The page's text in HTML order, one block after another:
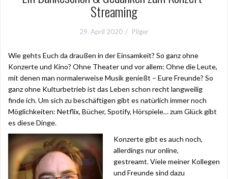
Streaming
29. April 2020 Pilger
Wie gehts Euch da draußen in der Einsamkeit? So ganz ohne
Konzerte und Kino? Ohne Theater und vor allem: Ohne die Leute,
mit denen man normalerweise Musik genießt – Eure Freunde? So
ganz ohne Kulturbetrieb ist das Leben schon recht langweilig
finde ich. Um sich zu beschäftigen gibt es natürlich immer noch
Möglichkeiten: Netflix, Bücher, Spotify, Hörspiele… zum Glück gibt
es diese Dinge.
Konzerte gibt es auch noch,
allerdings nur online,
gestreamt. Viele meiner Kollegen
und Freunde sind dazu